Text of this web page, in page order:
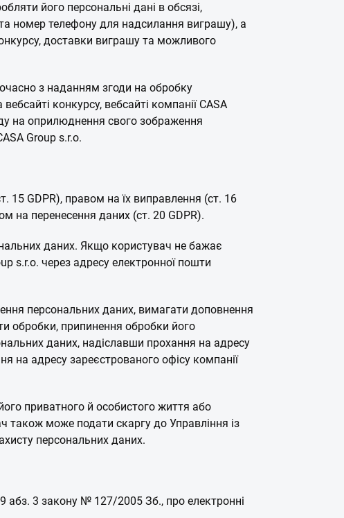
його персональні дані в обсязі,
номер телефону для надсилання виграшу), а
доставки виграшу та можливого
з наданням згоди на обробку
конкурсу, вебсайті компанії CASA
на оприлюднення свого зображення
Group s.r.o.
15 GDPR), правом на їх виправлення (ст. 16
на перенесення даних (ст. 20 GDPR).
даних. Якщо користувач не бажає
s.r.o. через адресу електронної пошти
персональних даних, вимагати доповнення
обробки, припинення обробки його
даних, надіславши прохання на адресу
на адресу зареєстрованого офісу компанії
приватного й особистого життя або
також може подати скаргу до Управління із
персональних даних.
абз. 3 закону № 127/2005 Зб., про електронні